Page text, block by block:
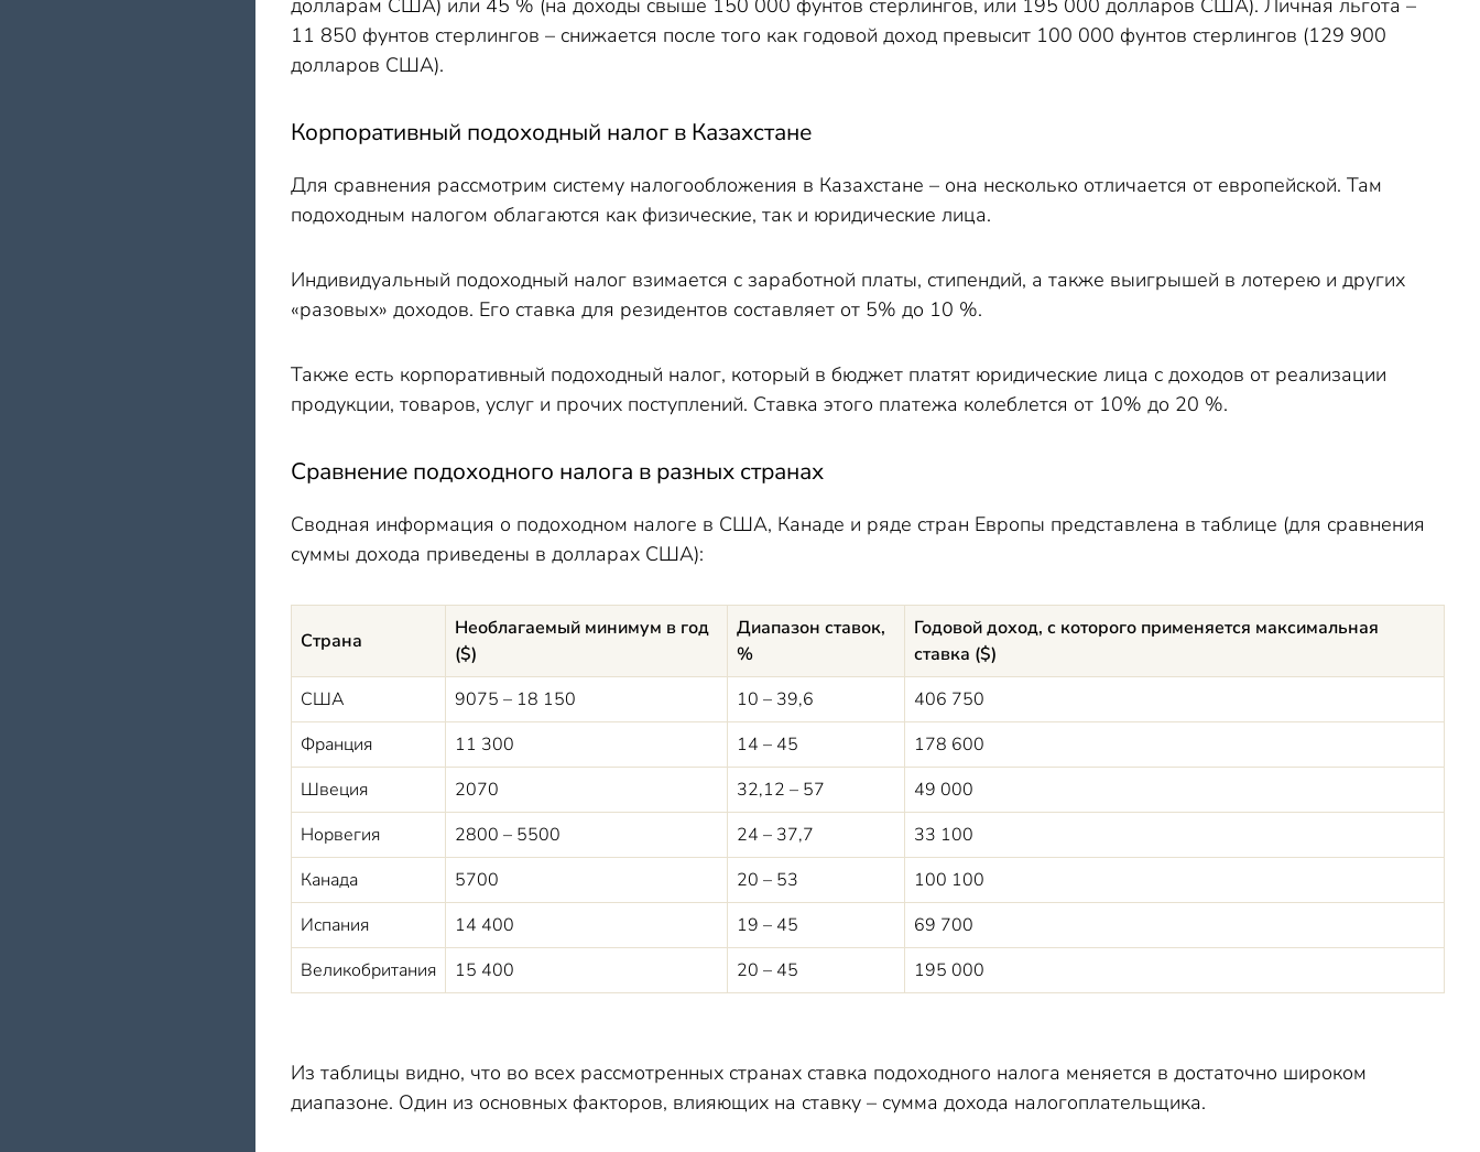
долларам США) или 45 % (на доходы свыше 150 000 фунтов стерлингов, или 195 000 долларов США). Личная льгота –
11 850 фунтов стерлингов – снижается после того как годовой доход превысит 100 000 фунтов стерлингов (129 900
долларов США).
Корпоративный подоходный налог в Казахстане
Для сравнения рассмотрим систему налогообложения в Казахстане – она несколько отличается от европейской. Там
подоходным налогом облагаются как физические, так и юридические лица.
Индивидуальный подоходный налог взимается с заработной платы, стипендий, а также выигрышей в лотерею и других
«разовых» доходов. Его ставка для резидентов составляет от 5% до 10 %.
Также есть корпоративный подоходный налог, который в бюджет платят юридические лица с доходов от реализации
продукции, товаров, услуг и прочих поступлений. Ставка этого платежа колеблется от 10% до 20 %.
Сравнение подоходного налога в разных странах
Сводная информация о подоходном налоге в США, Канаде и ряде стран Европы представлена в таблице (для сравнения
суммы дохода приведены в долларах США):
Страна
Необлагаемый минимум в год
($)
Диапазон ставок,
%
Годовой доход, с которого применяется максимальная
ставка ($)
США
9075 – 18 150 10 – 39,6
406 750
Франция
11 300 14 – 45
178 600
Швеция
2070 32,12 – 57
49 000
Норвегия
2800 – 5500 24 – 37,7
33 100
Канада
5700 20 – 53
100 100
Испания
14 400 19 – 45
69 700
Великобритания
15 400 20 – 45 195 000
Из таблицы видно, что во всех рассмотренных странах ставка подоходного налога меняется в достаточно широком
диапазоне. Один из основных факторов, влияющих на ставку – сумма дохода налогоплательщика.